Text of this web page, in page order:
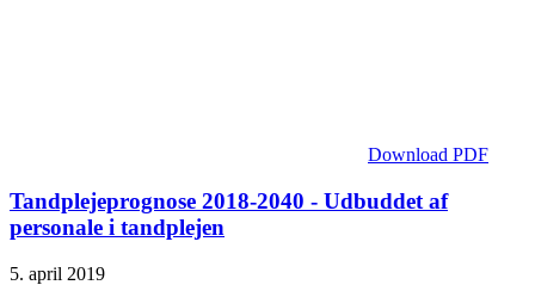
Download PDF
Tandplejeprognose 2018-2040 - Udbuddet af
personale i tandplejen
5. april 2019